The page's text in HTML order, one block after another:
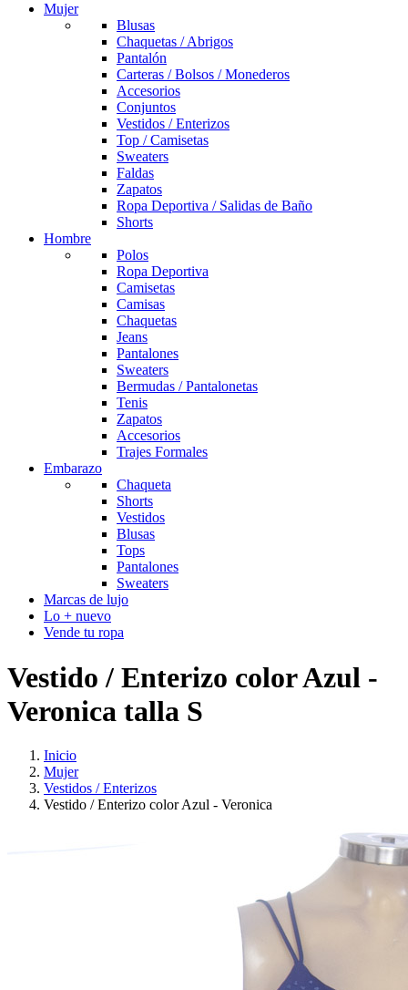
Mujer
Blusas
Chaquetas / Abrigos
Pantalón
Carteras / Bolsos / Monederos
Accesorios
Conjuntos
Vestidos / Enterizos
Top / Camisetas
Sweaters
Faldas
Zapatos
Ropa Deportiva / Salidas de Baño
Shorts
Hombre
Polos
Ropa Deportiva
Camisetas
Camisas
Chaquetas
Jeans
Pantalones
Sweaters
Bermudas / Pantalonetas
Tenis
Zapatos
Accesorios
Trajes Formales
Embarazo
Chaqueta
Shorts
Vestidos
Blusas
Tops
Pantalones
Sweaters
Marcas de lujo
Lo + nuevo
Vende tu ropa
Vestido / Enterizo color Azul -
Veronica talla S
Inicio
Mujer
Vestidos / Enterizos
Vestido / Enterizo color Azul - Veronica